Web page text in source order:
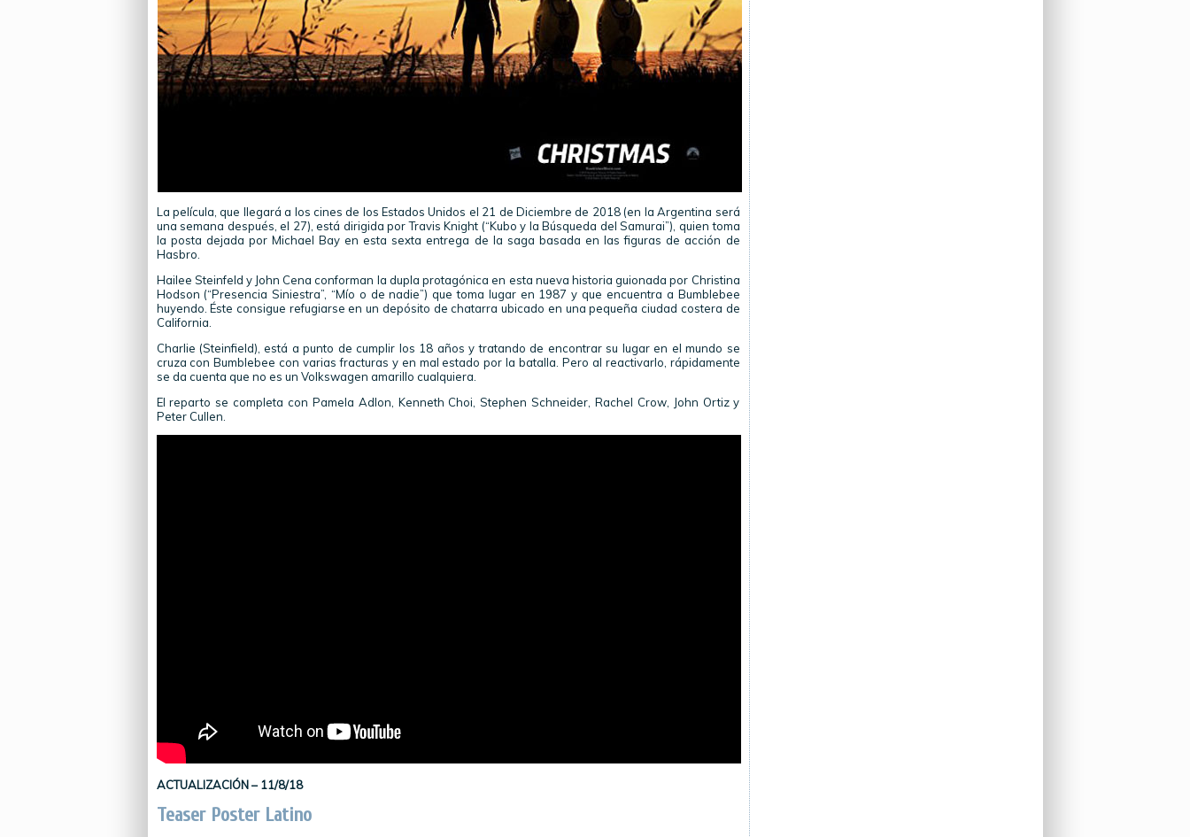
La película, que llegará a los cines de los Estados Unidos el 21 de Diciembre de 2018 (en la Argentina será
una semana después, el 27), está dirigida por Travis Knight (“Kubo y la Búsqueda del Samurai”), quien toma
la posta dejada por Michael Bay en esta sexta entrega de la saga basada en las figuras de acción de
Hasbro.
Hailee Steinfeld y John Cena conforman la dupla protagónica en esta nueva historia guionada por Christina
Hodson (“Presencia Siniestra”, “Mío o de nadie”) que toma lugar en 1987 y que encuentra a Bumblebee
huyendo. Éste consigue refugiarse en un depósito de chatarra ubicado en una pequeña ciudad costera de
California.
Charlie (Steinfield), está a punto de cumplir los 18 años y tratando de encontrar su lugar en el mundo se
cruza con Bumblebee con varias fracturas y en mal estado por la batalla. Pero al reactivarlo, rápidamente
se da cuenta que no es un Volkswagen amarillo cualquiera.
El reparto se completa con Pamela Adlon, Kenneth Choi, Stephen Schneider, Rachel Crow, John Ortiz y
Peter Cullen.
ACTUALIZACIÓN – 11/8/18
Teaser Poster Latino